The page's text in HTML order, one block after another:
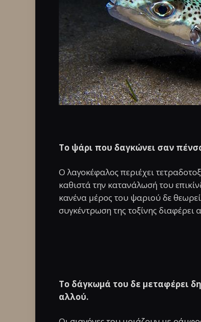
Το ψάρι που δαγκώνει σαν
Ο λαγοκέφαλος περιέχει
καθιστά την κατανάλωσή του
κανένα μέρος του ψαριού δε
συγκέντρωση της τοξίνης διαφέρει
Το δάγκωμά του δε μεταφέρει
αλλού.